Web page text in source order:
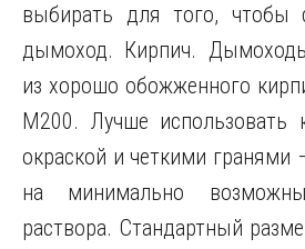
выбирать для того, чтобы
дымоход. Кирпич.
из хорошо обожженного
М200. Лучше использовать
окраской и четкими гранями
на минимально
раствора. Стандартный